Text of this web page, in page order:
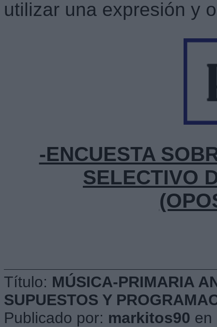
utilizar una expresión y
-ENCUESTA
SELECTIVO
Título: MÚSICA-PRIMARIA
SUPUESTOS Y
Publicado por: markitos90 en